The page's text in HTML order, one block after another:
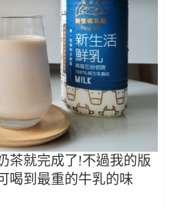
茶就完成了!不過我的版
喝到最重的牛乳的味